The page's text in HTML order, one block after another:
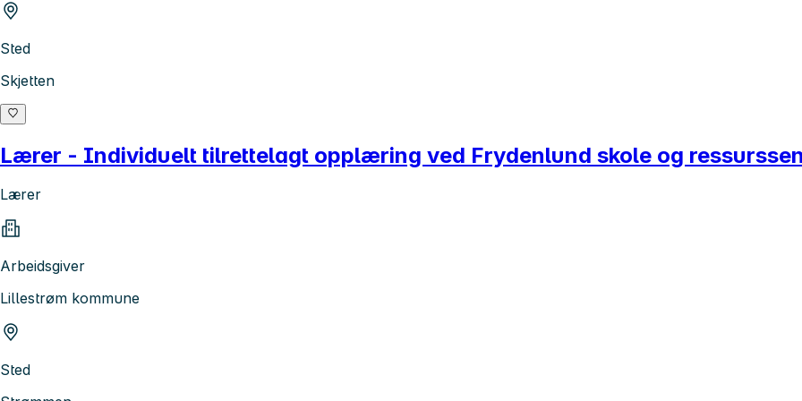
Sted
Skjetten
Lærer - Individuelt tilrettelagt opplæring ved Frydenlund skole og
Lærer
Arbeidsgiver
Lillestrøm kommune
Sted